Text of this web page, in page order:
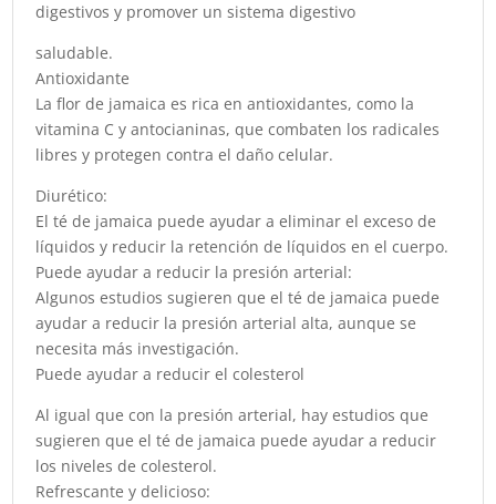
digestivos y promover un sistema digestivo
saludable.
Antioxidante
La flor de jamaica es rica en antioxidantes, como la
vitamina C y antocianinas, que combaten los radicales
libres y protegen contra el daño celular.
Diurético:
El té de jamaica puede ayudar a eliminar el exceso de
líquidos y reducir la retención de líquidos en el cuerpo.
Puede ayudar a reducir la presión arterial:
Algunos estudios sugieren que el té de jamaica puede
ayudar a reducir la presión arterial alta, aunque se
necesita más investigación.
Puede ayudar a reducir el colesterol
Al igual que con la presión arterial, hay estudios que
sugieren que el té de jamaica puede ayudar a reducir
los niveles de colesterol.
Refrescante y delicioso: